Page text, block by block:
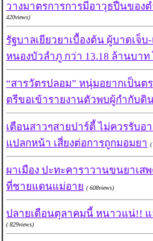
วางมาตรการการมีอาวุธปืนของ
420views)
รัฐบาลเยียวยาเบื้องต้น ผู้บาดเจ็
หนองบัวลำภู กว่า 13.18 ล้านบาท
“สารวัตรปลอม” หนุ่มอยากเป็น
ตรีขอเข้ารายงานตัวพบผู้กำกับดิ
เตือนสาวๆสายปาร์ตี้ ไม่ควรรับอ
แปลกหน้า เสี่ยงต่อการถูกมอมยา (
ผาเมือง ปะทะคาราวานขนยาเส
ที่ชายแดนแม่อาย ( 608views)
ปลายเดือนตุลาคมนี้ หนาวแน่!!
( 829views)